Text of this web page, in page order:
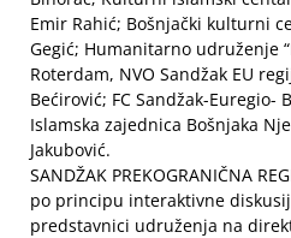
Emir Rahić; Bošnjački kulturni
Gegić; Humanitarno udruženje
Roterdam, NVO Sandžak EU
Bećirović; FC Sandžak-Euregio-
Islamska zajednica Bošnjaka
Jakubović.
SANDŽAK PREKOGRANIČNA
po principu interaktivne
predstavnici udruženja na